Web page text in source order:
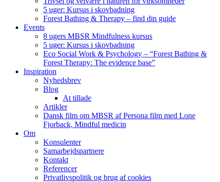
5 uger: Kursus i skovbadning
Forest Bathing & Therapy – find din guide
Events
8 ugers MBSR Mindfulness kursus
5 uger: Kursus i skovbadning
Eco Social Work & Psychology – “Forest Bathing &
Forest Therapy: The evidence base”
Inspiration
Nyhedsbrev
Blog
At tillade
Artikler
Dansk film om MBSR af Persona film med Lone
Fjorback, Mindful medicin
Om
Konsulenter
Samarbejdspartnere
Kontakt
Referencer
Privatlivspolitik og brug af cookies